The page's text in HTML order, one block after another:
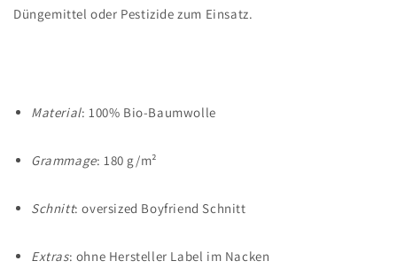
Düngemittel oder Pestizide zum Einsatz.
Material: 100% Bio-Baumwolle
Grammage: 180 g/m²
Schnitt: oversized Boyfriend Schnitt
Extras: ohne Hersteller Label im Nacken